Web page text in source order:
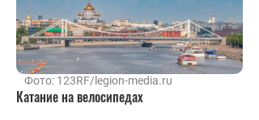
Фото: 123RF/legion-media.ru
Катание на велосипедах